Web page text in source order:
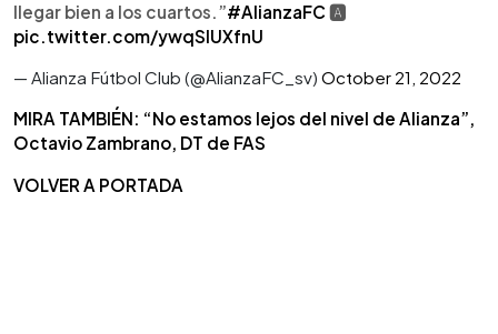
llegar bien a los cuartos.”#AlianzaFC 🅰️
pic.twitter.com/ywqSIUXfnU
— Alianza Fútbol Club (@AlianzaFC_sv) October 21, 2022
MIRA TAMBIÉN: “No estamos lejos del nivel de Alianza”,
Octavio Zambrano, DT de FAS
VOLVER A PORTADA